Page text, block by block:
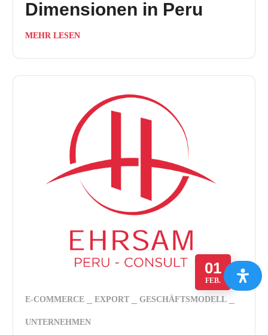
Dimensionen in Peru
MEHR LESEN
01
FEB.
E-COMMERCE EXPORT GESCHÄFTSMODELL
UNTERNEHMEN